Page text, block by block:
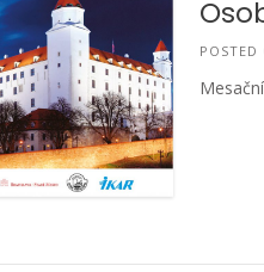
POSTED